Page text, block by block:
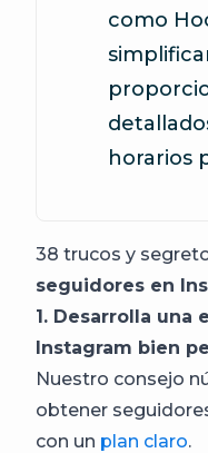
como
horarios
38 trucos y
seguidores en
1. Desarrolla una
Instagram bien
Nuestro consejo
obtener
con un plan claro.